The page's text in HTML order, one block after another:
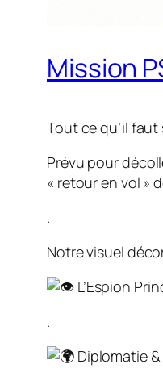
Mission
Tout ce qu’il
Prévu pour
« retour en vol »
.
Notre visuel
L’Espion
.
Diplomatie